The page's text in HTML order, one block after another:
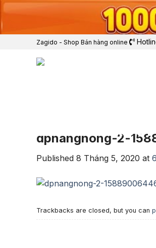
Zagido - Shop Bán hàng online
dpnangnong-2-
Published 8 Tháng 5, 2020 at
Trackbacks are closed, but you can